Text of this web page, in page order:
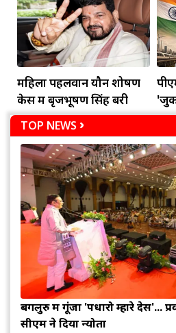
महिला पहलवान यौन शोषण
केस में बृजभूषण सिंह बरी
TOP NEWS
बेंगलुरु में गूंजा 'पधारो म्हारे देस'...
सीएम ने दिया न्योता